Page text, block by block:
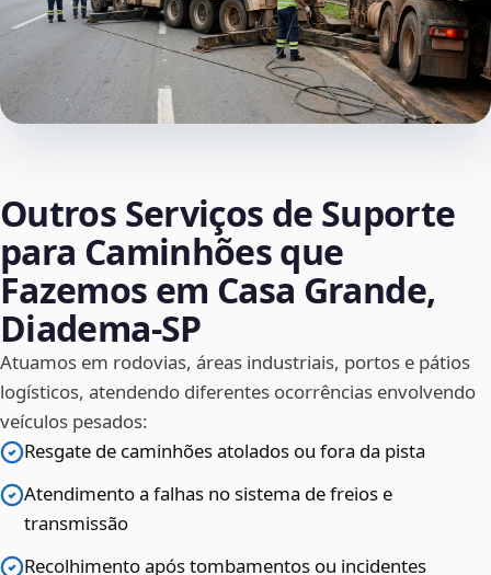
Outros Serviços de Suporte
para Caminhões que
Fazemos em Casa Grande,
Diadema‑SP
Atuamos em rodovias, áreas industriais, portos e pátios
logísticos, atendendo diferentes ocorrências envolvendo
veículos pesados:
Resgate de caminhões atolados ou fora da pista
Atendimento a falhas no sistema de freios e
transmissão
Recolhimento após tombamentos ou incidentes